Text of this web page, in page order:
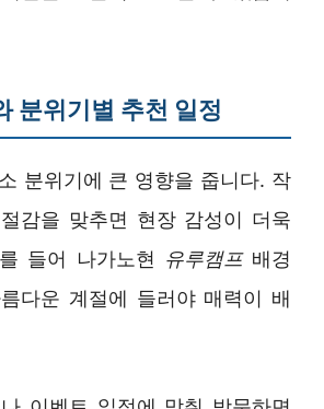
분위기별 추천 일정
분위기에 큰 영향을 줍니다. 작
감을 맞추면 현장 감성이 더욱
들어 나가노현 유루캠프배경
다운 계절에 들러야 매력이 배